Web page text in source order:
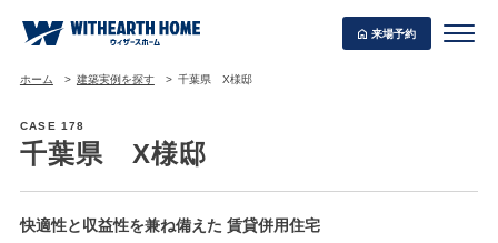
来場予約
WITHEARTH HOME の BEST PLAN
ホーム 建築実例を探す 千葉県 X様邸
CASE 178
千葉県 X様邸
快適性と収益性を兼ね備えた 賃貸併用住宅